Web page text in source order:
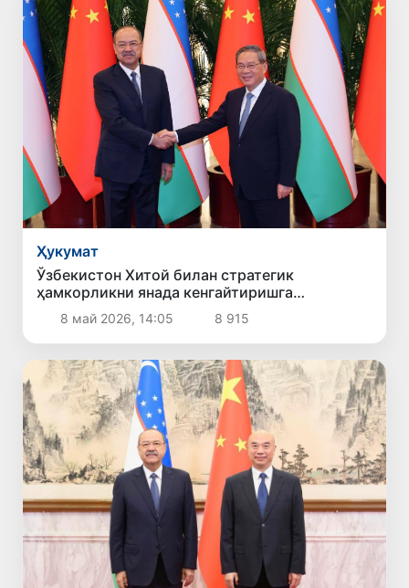
Ҳукумат
Ўзбекистон Хитой билан стратегик
ҳамкорликни янада кенгайтиришга
тайёрлигини билдирди
8 май 2026, 14:05 8 915